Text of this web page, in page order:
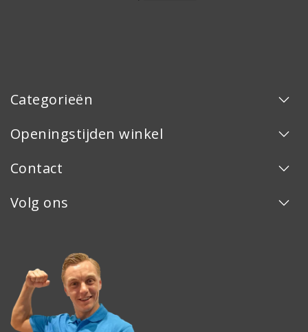
Categorieën
Openingstijden winkel
Contact
Volg ons